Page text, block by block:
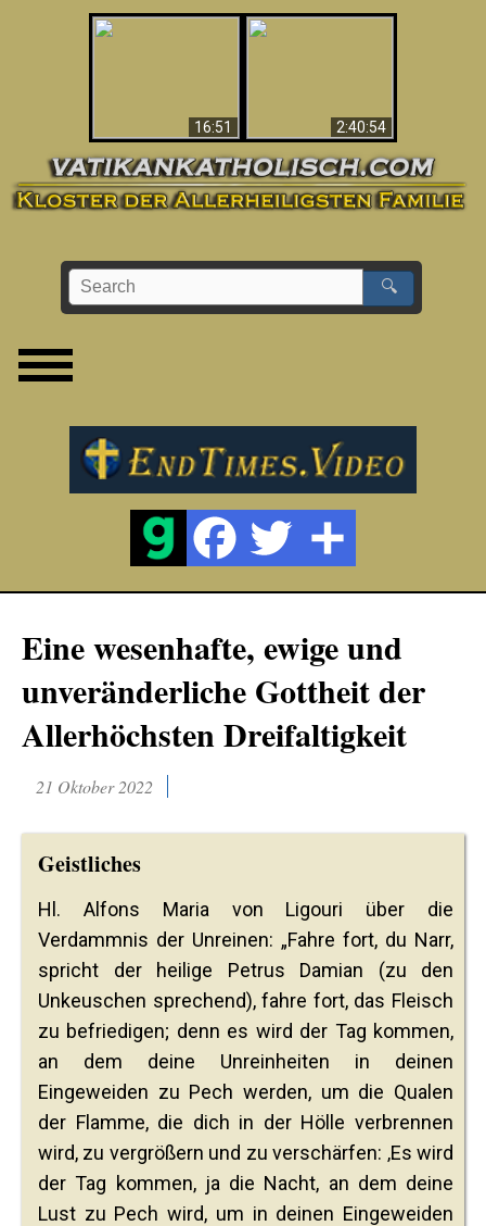
16:51
2:40:54
🔍
Eine wesenhafte, ewige und
unveränderliche Gottheit der
Allerhöchsten Dreifaltigkeit
21 Oktober 2022
Geistliches
Hl. Alfons Maria von Ligouri über die
Verdammnis der Unreinen: „Fahre fort, du Narr,
spricht der heilige Petrus Damian (zu den
Unkeuschen sprechend), fahre fort, das Fleisch
zu befriedigen; denn es wird der Tag kommen,
an dem deine Unreinheiten in deinen
Eingeweiden zu Pech werden, um die Qualen
der Flamme, die dich in der Hölle verbrennen
wird, zu vergrößern und zu verschärfen: ‚Es wird
der Tag kommen, ja die Nacht, an dem deine
Lust zu Pech wird, um in deinen Eingeweiden